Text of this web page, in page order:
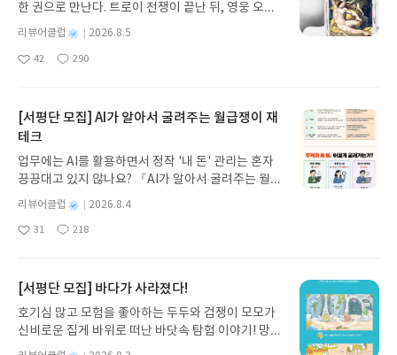
한 권으로 만난다. 트로이 전쟁이 끝난 뒤, 영웅 오디
세우스는 고향 이타케로 돌아가기 위해 키클롭스, 마
녀 키르케, 세이렌의 노래, 포세이돈의 분노를 헤쳐
나간다. 그리스 철학 전공자인 옮긴이가 호메로스의
지 않고 끝까지 읽을 수 있다. 3천 년을 이어 온 귀향
과 모험의 대서사시가 가장 읽기 편한 번역으로 새롭
스 저/육혜원 역출판사이화북스 예스24 바로가기 닫
기모집인원 : 5명신청기간 : 2026.08.05 ~ 2026.08.
09발표일자 : 2026.08.13리뷰 작성기한 : 도서/상품
품 받으실 주소/연락처를 업데이트 해주세요! (선정
률이 올라갑니다!! ※ 신청 전, 꼭 확인해주세요!- '사
락' 개설 후, 이 글의 댓글로 신청해주세요.- 기존 YE
S블로그는 '사락'으로 개편되어 별도로 개설하지 않
별
리뷰어클럽
성
2026.8.5
좋
42
댓
290
작
[서평단 모집] AI가 알아서 굴려주는 월급쟁이 재
테크
업무에는 AI를 활용하면서 정작 '내 돈' 관리는 혼자
끙끙대고 있지 않나요? 『AI가 알아서 굴려주는 월급
쟁이 재테크』는 챗GPT·클로드·제미나이·퍼플렉시
티를 나만의 재테크 팀으로 만드는 실전 가이드입니
다. 재무 진단부터 주식 투자, 부동산, 절세, 자산 관
좋은 정보를 찾는 시대는 끝났습니다. 이제는 좋은 질
문을 던지는 사람이 돈을 법니다. 경제적 자유를 앞당
기고 싶은 월급쟁이라면, 이 책이 바로 그 시작입니
다.AI가 알아서 굴려주는 월급쟁이 재테크글쓴이김
별
리뷰어클럽
성
2026.8.4
좋
31
댓
218
작
[서평단 모집] 바다가 사라졌다!
호기심 많고 모험을 좋아하는 두두와 겁쟁이 모모가
신비로운 집게 바위로 떠난 바닷속 탐험 이야기! 망둥
이, 소라게, 낙지 같은 바다 친구들과 신나게 놀던 중